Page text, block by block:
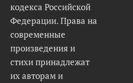
кодекса Российской
Федерации. Права на
современные
произведения и
стихи принадлежат
их авторам и